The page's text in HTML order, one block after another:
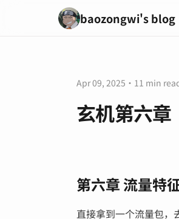
baozongwi's blog
Apr 09, 2025 · 11 min
玄机第六章
第六章 流量特
直接拿到一个流量包